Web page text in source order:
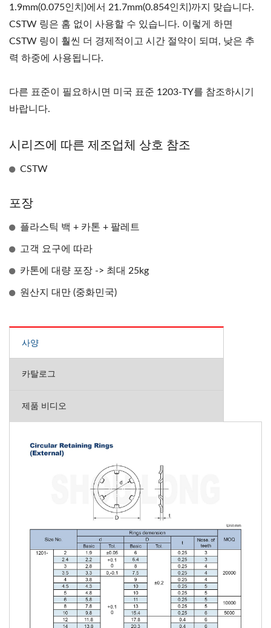
1.9mm(0.075인치)에서 21.7mm(0.854인치)까지 맞습니다.
CSTW 링은 홈 없이 사용할 수 있습니다. 이렇게 하면
CSTW 링이 훨씬 더 경제적이고 시간 절약이 되며, 낮은 추
력 하중에 사용됩니다.
다른 표준이 필요하시면 미국 표준 1203-TY를 참조하시기
바랍니다.
시리즈에 따른 제조업체 상호 참조
CSTW
포장
플라스틱 백 + 카톤 + 팔레트
고객 요구에 따라
카톤에 대량 포장 -> 최대 25kg
원산지 대만 (중화민국)
사양
카탈로그
제품 비디오